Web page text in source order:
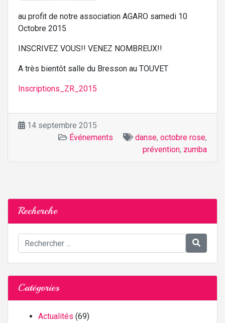
au profit de notre association AGARO samedi 10
Octobre 2015
INSCRIVEZ VOUS!! VENEZ NOMBREUX!!
A très bientôt salle du Bresson au TOUVET
Inscriptions_ZR_2015
14 septembre 2015
Événements
danse, octobre rose,
prévention, zumba
Recherche
Catégories
Actualités (69)